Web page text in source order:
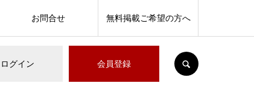
ログイン 会員登録
お問合せ 無料掲載ご希望の方へ